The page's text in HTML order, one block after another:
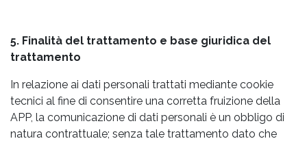
5. Finalità del trattamento e base giuridica del
trattamento
In relazione ai dati personali trattati mediante cookie
tecnici al fine di consentire una corretta fruizione della
APP, la comunicazione di dati personali è un obbligo di
natura contrattuale; senza tale trattamento dato che